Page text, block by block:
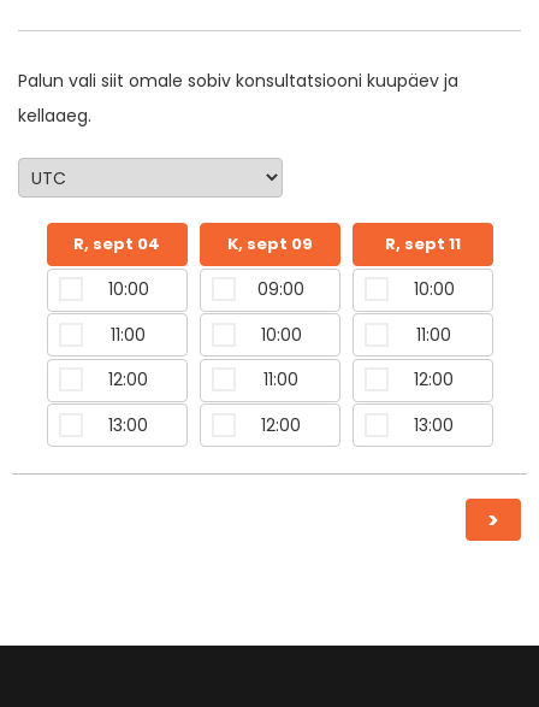
Palun vali siit omale sobiv konsultatsiooni kuupäev ja
kellaaeg.
R, sept 04
10:00
11:00
12:00
13:00
K, sept 09
09:00
10:00
11:00
12:00
R, sept 11
10:00
11:00
12:00
13:00
>